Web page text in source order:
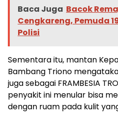
Baca Juga Bacok
Cengkareng, Pemuda
Polisi
Sementara itu, mantan
Bambang Triono
juga sebagai FRAMBESIA
penyakit ini menular bisa
dengan ruam pada kulit